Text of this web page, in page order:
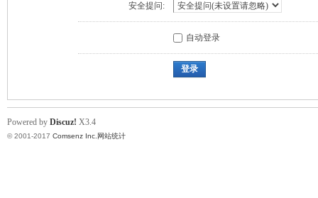
安全提问:
自动登录
登录
Powered by Discuz! X3.4
© 2001-2017 Comsenz Inc. 网站统计